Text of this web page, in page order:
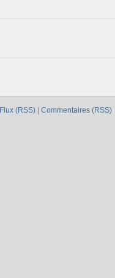
Flux (RSS) Commentaires (RSS)